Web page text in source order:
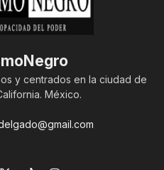
y centrados en la ciudad de
México.